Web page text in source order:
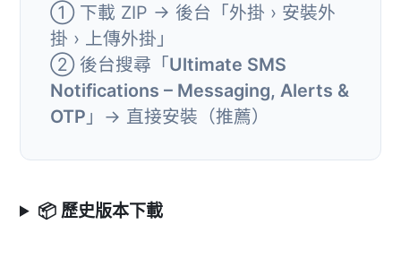
① 下載 ZIP → 後台「外掛 › 安裝外
掛 › 上傳外掛」
② 後台搜尋「Ultimate SMS
Notifications – Messaging, Alerts &
OTP 」→ 直接安裝（推薦）
📦 歷史版本下載